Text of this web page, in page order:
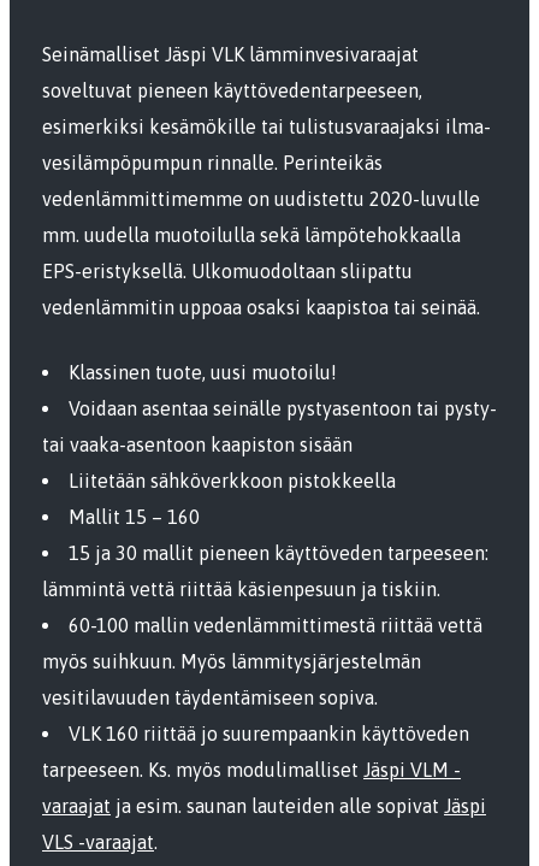
Seinämalliset Jäspi VLK lämminvesivaraajat
soveltuvat pieneen käyttövedentarpeeseen,
esimerkiksi kesämökille tai tulistusvaraajaksi ilma-
vesilämpöpumpun rinnalle. Perinteikäs
vedenlämmittimemme on uudistettu 2020-luvulle
mm. uudella muotoilulla sekä lämpötehokkaalla
EPS-eristyksellä. Ulkomuodoltaan sliipattu
vedenlämmitin uppoaa osaksi kaapistoa tai seinää.
Klassinen tuote, uusi muotoilu!
Voidaan asentaa seinälle pystyasentoon tai pysty-
tai vaaka-asentoon kaapiston sisään
Liitetään sähköverkkoon pistokkeella
Mallit 15 – 160
15 ja 30 mallit pieneen käyttöveden tarpeeseen:
lämmintä vettä riittää käsienpesuun ja tiskiin.
60-100 mallin vedenlämmittimestä riittää vettä
myös suihkuun. Myös lämmitysjärjestelmän
vesitilavuuden täydentämiseen sopiva.
VLK 160 riittää jo suurempaankin käyttöveden
tarpeeseen. Ks. myös modulimalliset Jäspi VLM -
varaajat ja esim. saunan lauteiden alle sopivat Jäspi
VLS -varaajat.